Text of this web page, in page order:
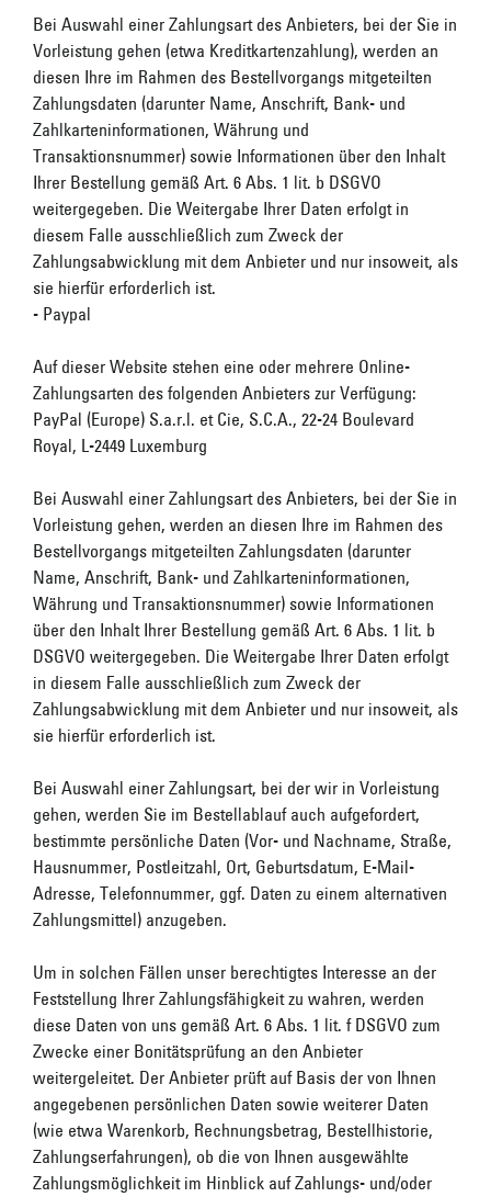
Bei Auswahl einer Zahlungsart des Anbieters, bei der Sie in
Vorleistung gehen (etwa Kreditkartenzahlung), werden an
diesen Ihre im Rahmen des Bestellvorgangs mitgeteilten
Zahlungsdaten (darunter Name, Anschrift, Bank- und
Zahlkarteninformationen, Währung und
Transaktionsnummer) sowie Informationen über den Inhalt
Ihrer Bestellung gemäß Art. 6 Abs. 1 lit. b DSGVO
weitergegeben. Die Weitergabe Ihrer Daten erfolgt in
diesem Falle ausschließlich zum Zweck der
Zahlungsabwicklung mit dem Anbieter und nur insoweit, als
sie hierfür erforderlich ist.
- Paypal
Auf dieser Website stehen eine oder mehrere Online-
Zahlungsarten des folgenden Anbieters zur Verfügung:
PayPal (Europe) S.a.r.l. et Cie, S.C.A., 22-24 Boulevard
Royal, L-2449 Luxemburg
Bei Auswahl einer Zahlungsart des Anbieters, bei der Sie in
Vorleistung gehen, werden an diesen Ihre im Rahmen des
Bestellvorgangs mitgeteilten Zahlungsdaten (darunter
Name, Anschrift, Bank- und Zahlkarteninformationen,
Währung und Transaktionsnummer) sowie Informationen
über den Inhalt Ihrer Bestellung gemäß Art. 6 Abs. 1 lit. b
DSGVO weitergegeben. Die Weitergabe Ihrer Daten erfolgt
in diesem Falle ausschließlich zum Zweck der
Zahlungsabwicklung mit dem Anbieter und nur insoweit, als
sie hierfür erforderlich ist.
Bei Auswahl einer Zahlungsart, bei der wir in Vorleistung
gehen, werden Sie im Bestellablauf auch aufgefordert,
bestimmte persönliche Daten (Vor- und Nachname, Straße,
Hausnummer, Postleitzahl, Ort, Geburtsdatum, E-Mail-
Adresse, Telefonnummer, ggf. Daten zu einem alternativen
Zahlungsmittel) anzugeben.
Um in solchen Fällen unser berechtigtes Interesse an der
Feststellung Ihrer Zahlungsfähigkeit zu wahren, werden
diese Daten von uns gemäß Art. 6 Abs. 1 lit. f DSGVO zum
Zwecke einer Bonitätsprüfung an den Anbieter
weitergeleitet. Der Anbieter prüft auf Basis der von Ihnen
angegebenen persönlichen Daten sowie weiterer Daten
(wie etwa Warenkorb, Rechnungsbetrag, Bestellhistorie,
Zahlungserfahrungen), ob die von Ihnen ausgewählte
Zahlungsmöglichkeit im Hinblick auf Zahlungs- und/oder